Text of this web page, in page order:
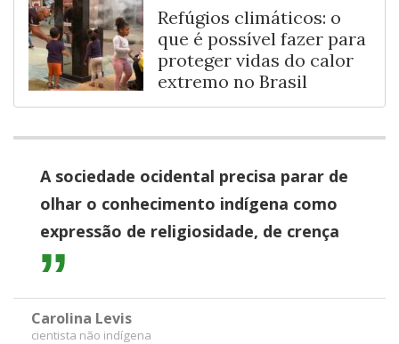
Refúgios climáticos: o
que é possível fazer para
proteger vidas do calor
extremo no Brasil
A sociedade ocidental precisa parar de
olhar o conhecimento indígena como
expressão de religiosidade, de crença
Carolina Levis
cientista não indígena